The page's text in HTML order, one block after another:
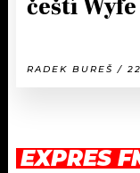
čeští
RADEK BUREŠ /
EXPRES